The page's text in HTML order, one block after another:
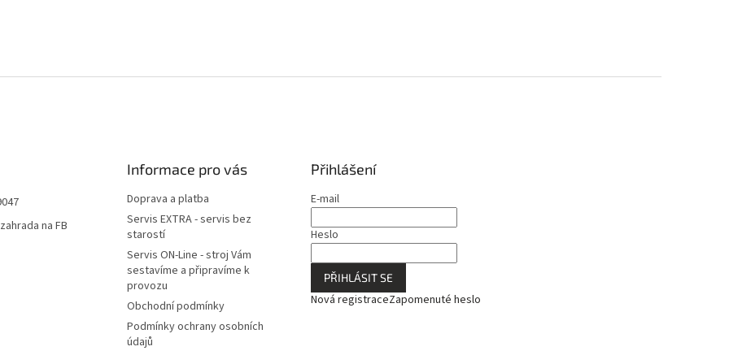
na FB
Informace pro vás
Doprava a platba
Servis EXTRA - servis bez
starostí
Servis ON-Line - stroj Vám
sestavíme a připravíme k
provozu
Obchodní podmínky
Podmínky ochrany osobních
údajů
Přihlášení
E-mail
Heslo
PŘIHLÁSIT SE
Nová registraceZapomenuté heslo